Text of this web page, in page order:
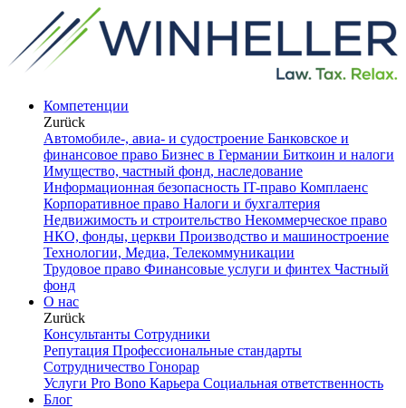
Компетенции
Zurück
Автомобиле-, авиа- и судостроение Банковское и
финансовое право Бизнес в Германии Биткоин и налоги
Имущество, частный фонд, наследование
Информационная безопасность IT-право Комплаенс
Корпоративное право Налоги и бухгалтерия
Недвижимость и строительство Некоммерческое право
НКО, фонды, церкви Производство и машиностроение
Технологии, Медиа, Телекоммуникации
Трудовое право Финансовые услуги и финтех Частный
фонд
О нас
Zurück
Консультанты Сотрудники
Репутация Профессиональные стандарты
Сотрудничество Гонорар
Услуги Pro Bono Карьера Социальная ответственность
Блог